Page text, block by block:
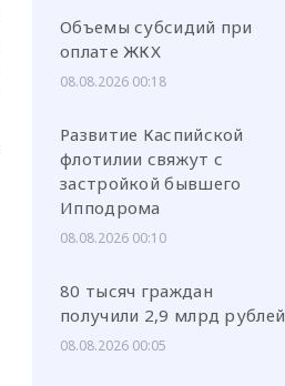
Объемы субсидий при
оплате ЖКХ
08.08.2026 00:18
Развитие Каспийской
флотилии свяжут с
застройкой бывшего
Ипподрома
08.08.2026 00:10
80 тысяч граждан
получили 2,9 млрд рублей
08.08.2026 00:05